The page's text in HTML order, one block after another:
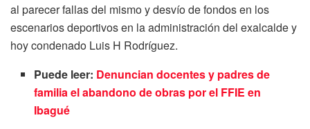
al parecer fallas del mismo y desvío de fondos en los
escenarios deportivos en la administración del exalcalde y
hoy condenado Luis H Rodríguez.
Puede leer: Denuncian docentes y padres de
familia el abandono de obras por el FFIE en
Ibagué